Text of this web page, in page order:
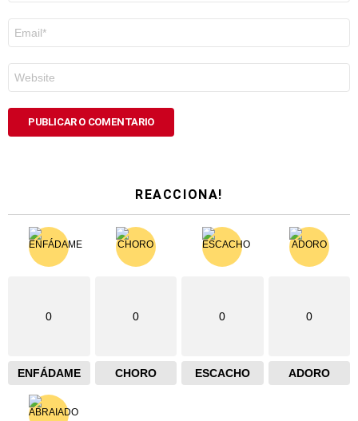
electrónico
*
REACCIONA!
0
ENFÁDAME
0
CHORO
0
ESCACHO
0
ADORO